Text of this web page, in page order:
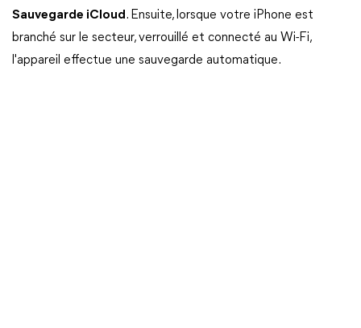
Sauvegarde iCloud. Ensuite, lorsque votre iPhone est
branché sur le secteur, verrouillé et connecté au Wi-Fi,
l'appareil effectue une sauvegarde automatique.